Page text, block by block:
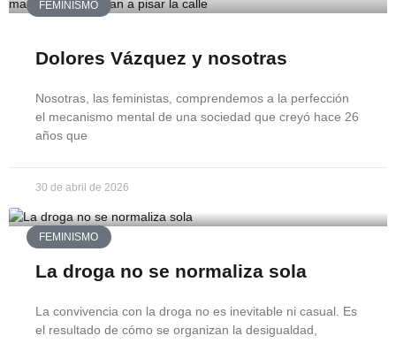
FEMINISMO
Dolores Vázquez y nosotras
Nosotras, las feministas, comprendemos a la perfección
el mecanismo mental de una sociedad que creyó hace 26
años que
30 de abril de 2026
FEMINISMO
La droga no se normaliza sola
La convivencia con la droga no es inevitable ni casual. Es
el resultado de cómo se organizan la desigualdad,